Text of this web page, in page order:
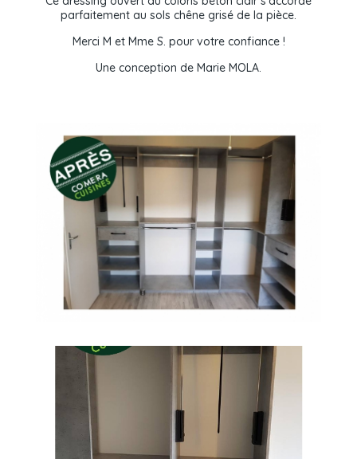
parfaitement au sols chêne grisé de la pièce.
Merci M et Mme S. pour votre confiance !
Une conception de Marie MOLA.